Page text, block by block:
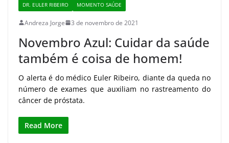
DR. EULER RIBEIRO MOMENTO SAÚDE
Andreza Jorge 3 de novembro de 2021
Novembro Azul: Cuidar da saúde
também é coisa de homem!
O alerta é do médico Euler Ribeiro, diante da queda no
número de exames que auxiliam no rastreamento do
câncer de próstata.
Read More